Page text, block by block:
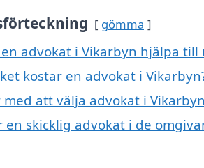
gömma
advokat i Vikarbyn hjälpa till
kostar en advokat i
med att välja advokat i Vikarbyn
en skicklig advokat i de